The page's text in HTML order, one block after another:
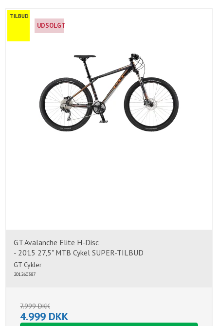
TILBUD
UDSOLGT
GT Avalanche Elite H-Disc
- 2015 27,5" MTB Cykel SUPER-TILBUD
GT Cykler
201260387
7.999 DKK
4.999 DKK